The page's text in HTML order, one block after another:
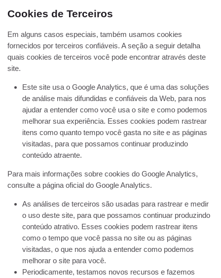
Cookies de Terceiros
Em alguns casos especiais, também usamos cookies
fornecidos por terceiros confiáveis. A seção a seguir detalha
quais cookies de terceiros você pode encontrar através deste
site.
Este site usa o Google Analytics, que é uma das soluções
de análise mais difundidas e confiáveis ​​da Web, para nos
ajudar a entender como você usa o site e como podemos
melhorar sua experiência. Esses cookies podem rastrear
itens como quanto tempo você gasta no site e as páginas
visitadas, para que possamos continuar produzindo
conteúdo atraente.
Para mais informações sobre cookies do Google Analytics,
consulte a página oficial do Google Analytics.
As análises de terceiros são usadas para rastrear e medir
o uso deste site, para que possamos continuar produzindo
conteúdo atrativo. Esses cookies podem rastrear itens
como o tempo que você passa no site ou as páginas
visitadas, o que nos ajuda a entender como podemos
melhorar o site para você.
Periodicamente, testamos novos recursos e fazemos